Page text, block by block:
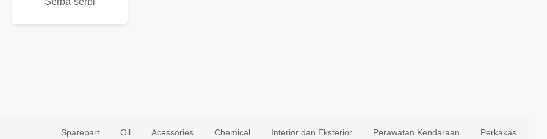
Sparepart Oil Acessories Chemical Interior dan Eksterior Perawatan Kendaraan Perkakas